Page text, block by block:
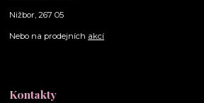
Nižbor, 267 05
Nebo na prodejních akcí
Kontakty